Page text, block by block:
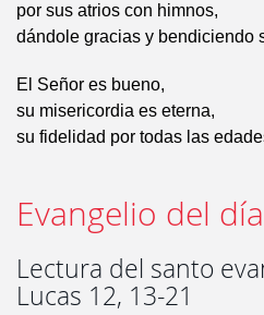
por sus atrios con himnos,
dándole gracias y bendiciendo
El Señor es bueno,
su misericordia es eterna,
su fidelidad por todas las
Evangelio del día
Lectura del santo
Lucas 12, 13-21